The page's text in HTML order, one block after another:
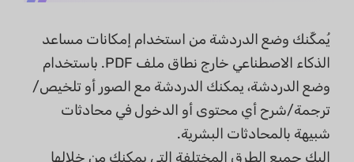
يُمكِّنك وضع الدردشة من استخدام إمكانات مساعد
الذكاء الاصطناعي خارج نطاق ملف PDF. باستخدام
وضع الدردشة، يمكنك الدردشة مع الصور أو تلخيص/
ترجمة/شرح أي محتوى أو الدخول في محادثات
شبيهة بالمحادثات البشرية.
إليك جميع الطرق المختلفة التي يمكنك من خلالها